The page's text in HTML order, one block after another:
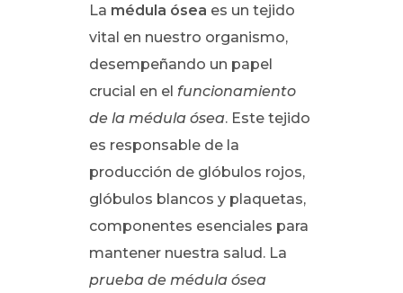
La médula ósea es un tejido
vital en nuestro organismo,
desempeñando un papel
crucial en el funcionamiento
de la médula ósea. Este tejido
es responsable de la
producción de glóbulos rojos,
glóbulos blancos y plaquetas,
componentes esenciales para
mantener nuestra salud. La
prueba de médula ósea